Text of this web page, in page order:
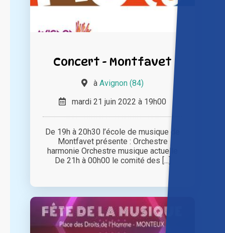
Concert - Montfavet
à Avignon (84)
mardi 21 juin 2022 à 19h00
De 19h à 20h30 l’école de musique de
Montfavet présente : Orchestre
harmonie Orchestre musique actuelle
De 21h à 00h00 le comité des [...]